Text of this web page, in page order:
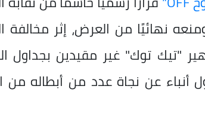
نهائيًا من العرض، إثر مخالفة
"تيك توك" غير مقيدين بجداول
أنباء عن نجاة عدد من أبطاله من